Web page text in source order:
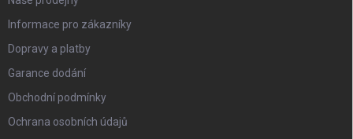
Informace pro zákazníky
Dopravy a platby
Garance dodání
Obchodní podmínky
Ochrana osobních údajů